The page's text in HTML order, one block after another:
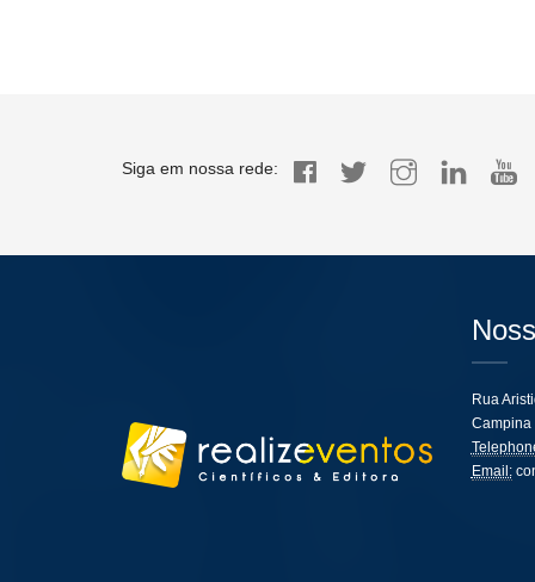
Siga em nossa rede:
Rua
Campina
Email: